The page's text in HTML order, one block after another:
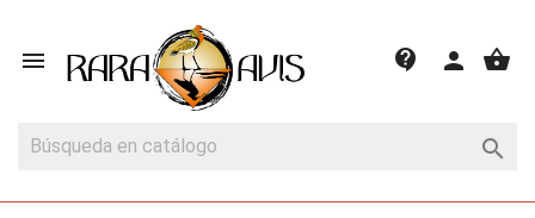
 shopping_basket
person
contact_support
